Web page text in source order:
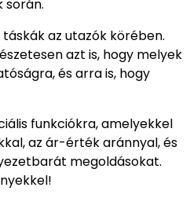
során.
az utazók körében.
azt is, hogy melyek
és arra is, hogy
funkciókra, amelyekkel
az ár-érték aránnyal, és
megoldásokat.